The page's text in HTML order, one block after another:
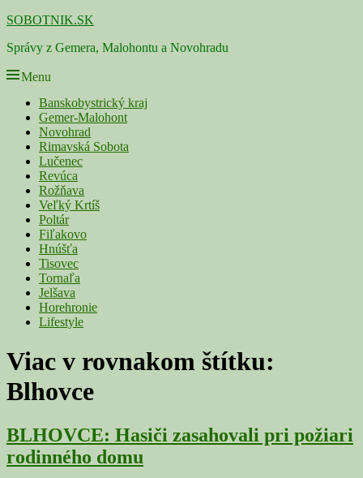
Skip
content
SOBOTNIK.SK
Správy z Gemera, Malohontu a Novohradu
Menu
Primárne
menu
Banskobystrický kraj
Gemer-Malohont
Novohrad
Rimavská Sobota
Lučenec
Revúca
Rožňava
Veľký Krtíš
Poltár
Fiľakovo
Hnúšťa
Tisovec
Tornaľa
Jelšava
Horehronie
Lifestyle
Viac v rovnakom štítku:
Blhovce
BLHOVCE: Hasiči zasahovali pri požiari
rodinného domu